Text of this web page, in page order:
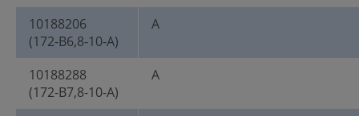
10188206
(172-B6,8-10-A)
A
10188288
(172-B7,8-10-A)
A